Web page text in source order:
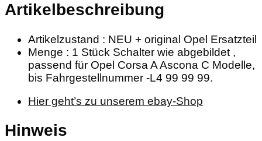
Artikelbeschreibung
Artikelzustand : NEU + original Opel Ersatzteil
Menge : 1 Stück Schalter wie abgebildet ,
passend für Opel Corsa A Ascona C Modelle,
bis Fahrgestellnummer -L4 99 99 99.
Hier geht’s zu unserem ebay-Shop
Hinweis